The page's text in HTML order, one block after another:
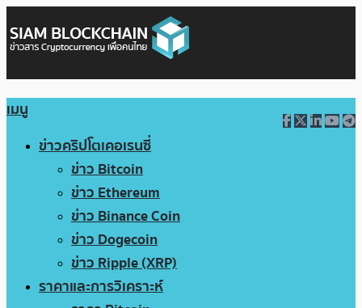
เมนู
ข่าวคริปโตเคอเรนซี่
ข่าว Bitcoin
ข่าว Ethereum
ข่าว Binance Coin
ข่าว Dogecoin
ข่าว Ripple (XRP)
ราคาและการวิเคราะห์